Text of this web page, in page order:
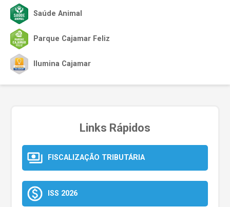
Saúde Animal
Parque Cajamar Feliz
Ilumina Cajamar
Links Rápidos
FISCALIZAÇÃO TRIBUTÁRIA
ISS 2026